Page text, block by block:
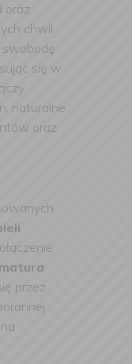
oraz
chwil
swobodę
się w
naturalne
oraz
,
przez